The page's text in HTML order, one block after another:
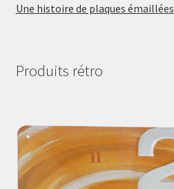
Une histoire de plaques émaillées
Produits rétro